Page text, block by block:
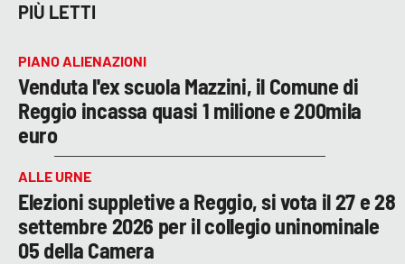
PIÙ LETTI
PIANO ALIENAZIONI
Venduta l'ex scuola Mazzini, il Comune di
Reggio incassa quasi 1 milione e 200mila
euro
ALLE URNE
Elezioni suppletive a Reggio, si vota il 27 e 28
settembre 2026 per il collegio uninominale
05 della Camera